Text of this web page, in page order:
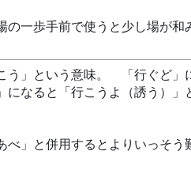
の一歩手前で使うと少し場が和
う」という意味。 「行ぐど」
になると「行こうよ（誘う）
べ」と併用するとよりいっそう